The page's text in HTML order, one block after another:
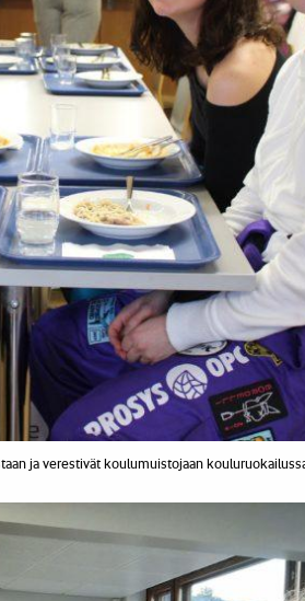
ja verestivät koulumuistojaan